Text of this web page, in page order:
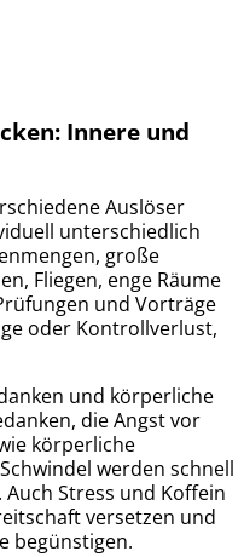
Innere und
Auslöser
unterschiedlich
große
Fliegen, enge Räume
und Vorträge
oder Kontrollverlust,
und körperliche
die Angst vor
körperliche
werden schnell
Stress und Koffein
versetzen und
begünstigen.